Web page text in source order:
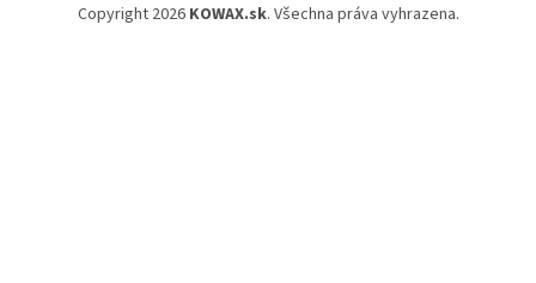
Copyright 2026 KOWAX.sk. Všechna práva vyhrazena.